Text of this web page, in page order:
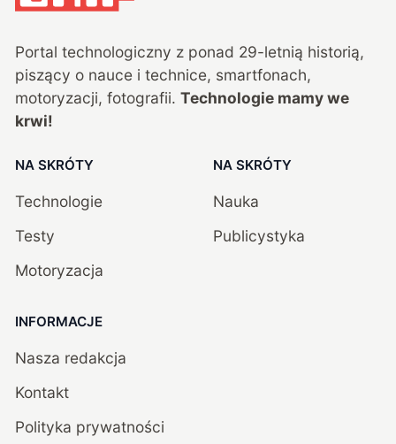
Portal technologiczny z ponad 29-letnią historią,
piszący o nauce i technice, smartfonach,
motoryzacji, fotografii. Technologie mamy we
krwi!
NA SKRÓTY
Technologie
Testy
Motoryzacja
NA SKRÓTY
Nauka
Publicystyka
INFORMACJE
Nasza redakcja
Kontakt
Polityka prywatności